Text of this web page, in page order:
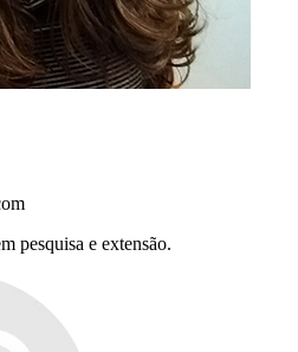
pesquisa e extensão.